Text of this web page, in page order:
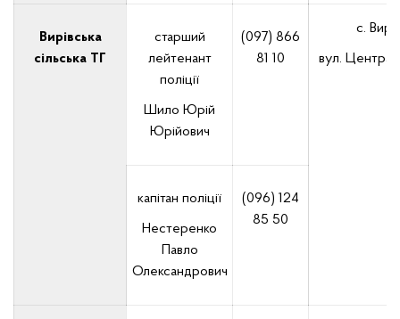
Вирівська
сільська ТГ
старший
лейтенант
поліції
Шило Юрій
Юрійович
(097) 866
81 10
с.
вул.
капітан поліції
Нестеренко
Павло
Олександрович
(096) 124
85 50